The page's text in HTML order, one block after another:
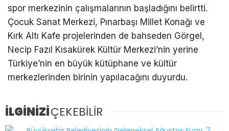
spor merkezinin çalışmalarının başladığını belirtti.
Çocuk Sanat Merkezi, Pınarbaşı Millet Konağı ve
Kırk Altı Kafe projelerinden de bahseden Görgel,
Necip Fazıl Kısakürek Kültür Merkezi’nin yerine
Türkiye’nin en büyük kütüphane ve kültür
merkezlerinden birinin yapılacağını duyurdu.
İLGİNİZİÇEKEBİLİR